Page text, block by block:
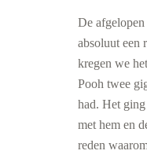
De
absoluut een
kregen we
Pooh twee
had. Het
met hem en
reden